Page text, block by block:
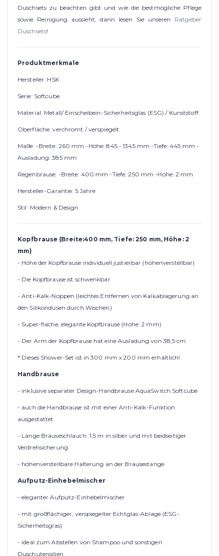
Duschsets zu beachten gibt und wie die bestmögliche Pflege
sowie Reinigung aussieht, dann lesen Sie unseren Ratgeber
Duschsets!
Produktmerkmale
Hersteller: HSK
Serie: Softcube
Material: Metall/ Einscheibein-Sicherheitsglas (ESG) / Kunststoff
Oberfläche: verchromt / verspiegelt
Maße: -Breite: 260 mm -Höhe: 845 - 1345 mm -Tiefe: 445 mm -
Ausladung: 385 mm
Regenbrause: -Breite: 400 mm -Tiefe: 250 mm -Höhe: 2 mm
Hersteller-Garantie: 5 Jahre
Stil: Modern & Design
Kopfbrause (Breite:40 0 mm, Tiefe: 250 mm, Höhe: 2
mm)
- Höhe der Kopfbrause individuell justierbar (höhenverstellbar)
- Die Kopfbrause ist schwenkbar
- Anti-Kalk-Noppen (leichtes Entfernen von Kalkablagerung an
den Silikondüsen durch Wischen)
- Super-flache, elegante Kopfbrause (Höhe: 2 mm)
- Der Arm der Kopfbrause hat eine Ausladung von 38,5 cm
* Dieses Shower-Set ist in 300 mm x 200 mm erhältlich!
Handbrause
- inklusive separater Design-Handbrause AquaSwitch Softcube
- auch die Handbrause ist mit einer Anti-Kalk-Funktion
ausgestattet
- Länge Brauseschlauch: 1,5 m in silber und mit beidseitiger
Verdrehsicherung
- höhenverstellbare Halterung an der Brausestange
Aufputz-Einhebelmischer
- eleganter Aufputz-Einhebelmischer
- mit großflächiger, verspiegelter Echtglas-Ablage (ESG-
Sicherheitsglas)
- ideal zum Abstellen von Shampoo und sonstigen
Duschutensilien